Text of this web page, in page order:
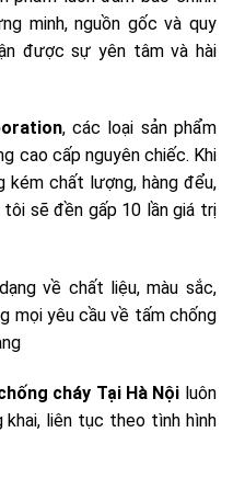
minh, nguồn gốc và quy
được sự yên tâm và hài
, các loại sản phẩm
cao cấp nguyên chiếc. Khi
kém chất lượng, hàng đểu,
tôi sẽ đền gấp 10 lần giá trị
về chất liệu, màu sắc,
mọi yêu cầu về tấm chống
cháy Tại Hà Nội luôn
liên tục theo tình hình